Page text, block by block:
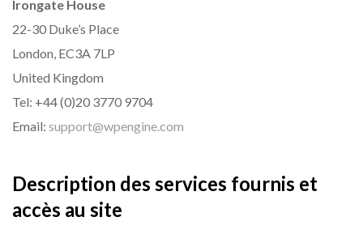
Irongate House
22-30 Duke’s Place
London, EC3A 7LP
United Kingdom
Tel: +44 (0)20 3770 9704
Email: support@wpengine.com
Description des services fournis et
accès au site